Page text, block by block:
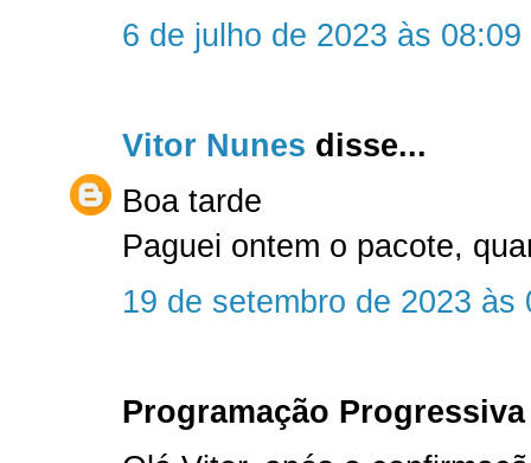
6 de julho de 2023 às 08:09
Vitor Nunes disse...
Boa tarde
Paguei ontem o pacote,
19 de setembro de 2023 às
Programação